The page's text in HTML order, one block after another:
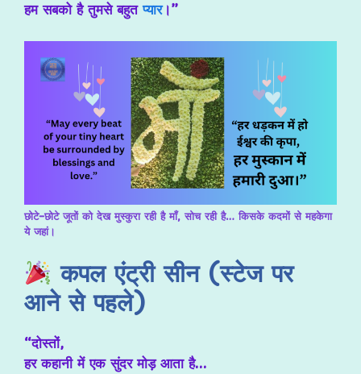
हम सबको है तुमसे बहुतप्यार।”
छोटे-छोटे जूतों को देख मुस्कुरा रही है माँ, सोच रही है… किसके कदमों से महकेगा
ये जहां।
कपल एंट्री सीन (स्टेज पर
आने से पहले)
“दोस्तों,
हर कहानी में एक सुंदर मोड़ आता है…